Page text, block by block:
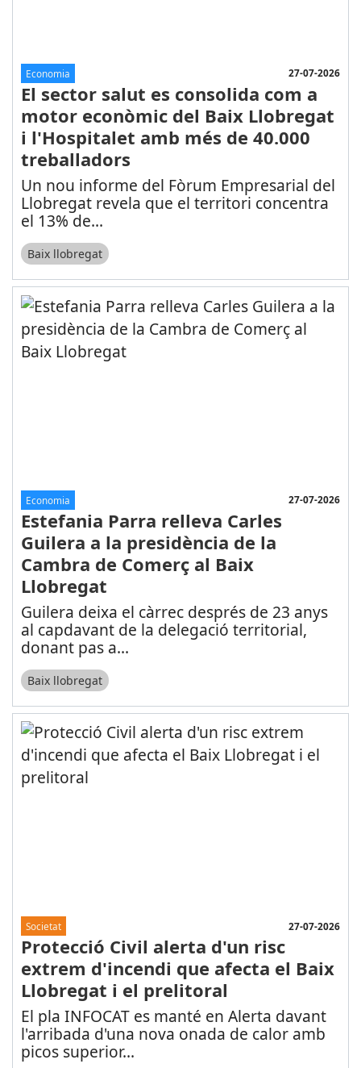
Economia 27-07-2026
El sector salut es consolida com a
motor econòmic del Baix Llobregat
i l'Hospitalet amb més de 40.000
treballadors
Un nou informe del Fòrum Empresarial del
Llobregat revela que el territori concentra
el 13% de...
Baix llobregat
Economia 27-07-2026
Estefania Parra relleva Carles
Guilera a la presidència de la
Cambra de Comerç al Baix
Llobregat
Guilera deixa el càrrec després de 23 anys
al capdavant de la delegació territorial,
donant pas a...
Baix llobregat
Societat 27-07-2026
Protecció Civil alerta d'un risc
extrem d'incendi que afecta el Baix
Llobregat i el prelitoral
El pla INFOCAT es manté en Alerta davant
l'arribada d'una nova onada de calor amb
picos superior...